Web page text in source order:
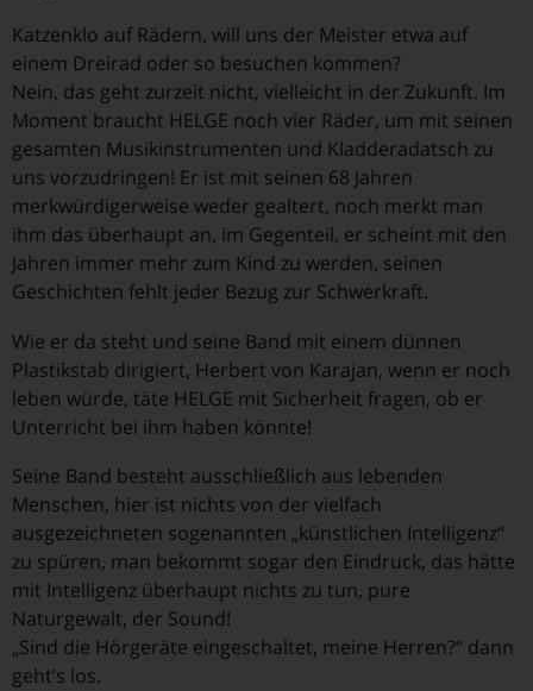
Katzenklo auf Rädern, will uns der Meister etwa auf
einem Dreirad oder so besuchen kommen?
Nein, das geht zurzeit nicht, vielleicht in der Zukunft. Im
Moment braucht HELGE noch vier Räder, um mit seinen
gesamten Musikinstrumenten und Kladderadatsch zu
uns vorzudringen! Er ist mit seinen 68 Jahren
merkwürdigerweise weder gealtert, noch merkt man
ihm das überhaupt an, im Gegenteil, er scheint mit den
Jahren immer mehr zum Kind zu werden, seinen
Geschichten fehlt jeder Bezug zur Schwerkraft.
Wie er da steht und seine Band mit einem dünnen
Plastikstab dirigiert, Herbert von Karajan, wenn er noch
leben würde, täte HELGE mit Sicherheit fragen, ob er
Unterricht bei ihm haben könnte!
Seine Band besteht ausschließlich aus lebenden
Menschen, hier ist nichts von der vielfach
ausgezeichneten sogenannten „künstlichen Intelligenz“
zu spüren, man bekommt sogar den Eindruck, das hätte
mit Intelligenz überhaupt nichts zu tun, pure
Naturgewalt, der Sound!
„Sind die Hörgeräte eingeschaltet, meine Herren?“ dann
geht’s los.